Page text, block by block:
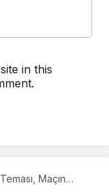
in this
Maçın